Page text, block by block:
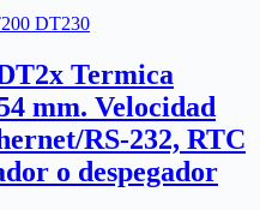
Termica
mm. Velocidad
RS‑232, RTC
o despegador